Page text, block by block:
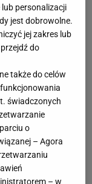
personalizacji
jest dobrowolne.
jej zakres lub
do
także do celów
świadczonych
o
– Agora
– w